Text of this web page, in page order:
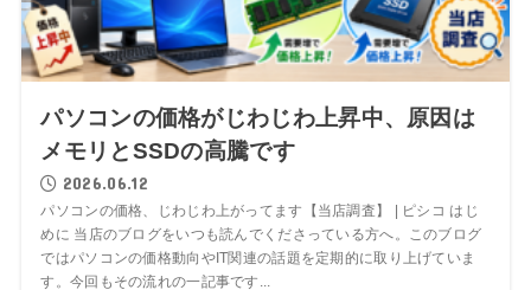
パソコンの価格がじわじわ上昇中、原因は
メモリとSSDの高騰です
2026.06.12
パソコンの価格、じわじわ上がってます【当店調査】 | ピシコ はじ
めに 当店のブログをいつも読んでくださっている方へ。このブログ
ではパソコンの価格動向やIT関連の話題を定期的に取り上げていま
す。今回もその流れの一記事です...